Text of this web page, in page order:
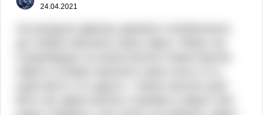
24.04.2021